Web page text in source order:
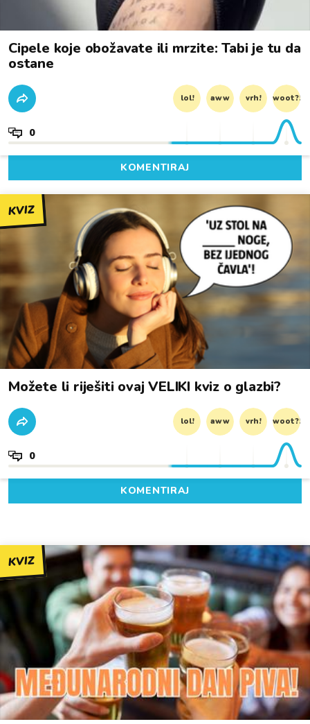
Cipele koje obožavate ili mrzite: Tabi je tu da
ostane
lol! aww vrh! woot?!
0
KOMENTIRAJ
KVIZ
Možete li riješiti ovaj VELIKI kviz o glazbi?
lol! aww vrh! woot?!
0
KOMENTIRAJ
KVIZ